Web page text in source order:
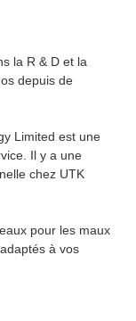
la R & D et la
depuis de
Limited est une
Il y a une
chez UTK
pour les maux
à vos